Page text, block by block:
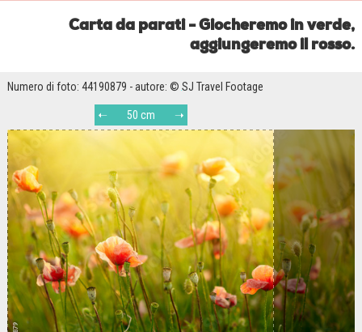
Carta da parati - Giocheremo in verde,
aggiungeremo il rosso.
Numero di foto: 44190879 - autore: © SJ Travel Footage
50 cm